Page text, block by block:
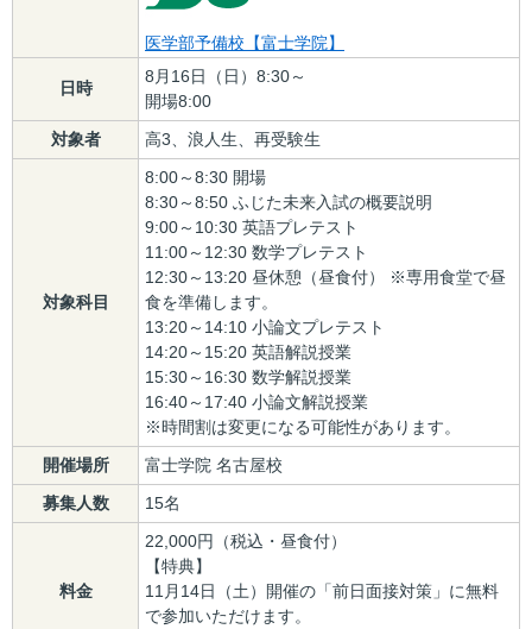
医学部予備校【富士学院】
日時
8月16日（日）8:30～
開場8:00
対象者
高3、浪人生、再受験生
対象科目
8:00～8:30 開場
8:30～8:50 ふじた未来入試の概要説明
9:00～10:30 英語プレテスト
11:00～12:30 数学プレテスト
12:30～13:20 昼休憩（昼食付） ※専用食堂で昼
食を準備します。
13:20～14:10 小論文プレテスト
14:20～15:20 英語解説授業
15:30～16:30 数学解説授業
16:40～17:40 小論文解説授業
※時間割は変更になる可能性があります。
開催場所
富士学院 名古屋校
募集人数
15名
料金
22,000円（税込・昼食付）
【特典】
11月14日（土）開催の「前日面接対策」に無料
で参加いただけます。